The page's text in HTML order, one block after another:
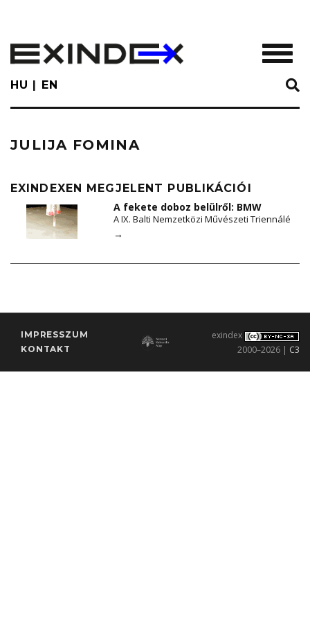
main
content
HU EN
JULIJA FOMINA
EXINDEXEN MEGJELENT PUBLIKÁCIÓI
A fekete doboz belülről: BMW
A IX. Balti Nemzetközi Művészeti Triennálé
→
IMPRESSZUM
KONTAKT
exindex
2000–2026 | C3